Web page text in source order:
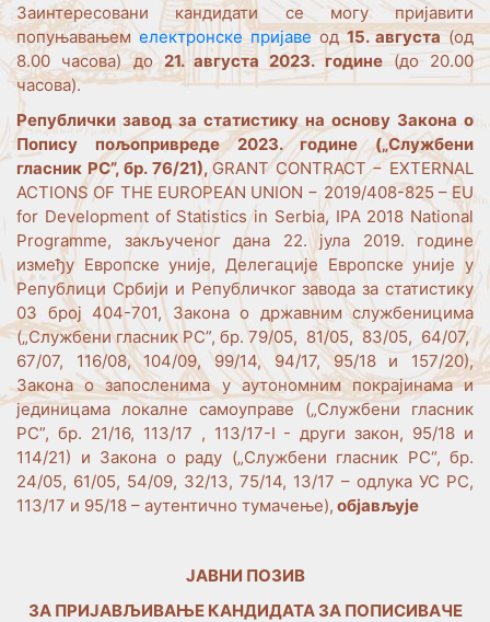
Заинтересовани кандидати се могу пријавити
попуњавањем електронске пријавеод15. августа(од
8.00 часова) до21. августа 2023. године(до 20.00
часова).
Републички завод за статистику на основу Закона о
Попису пољопривреде 2023. године („Службени
гласник РС”, бр. 76/21),GRANT CONTRACT − EXTERNAL
ACTIONS OF THE EUROPEAN UNION − 2019/408-825 – EU
for Development of Statistics in Serbia, IPA 2018 National
Programme, закљученог дана 22. јула 2019. године
између Европске уније, Делегације Европске уније у
Републици Србији и Републичког завода за статистику
03 број 404-701, Закона о државним службеницима
(„Службени гласник РС”, бр. 79/05, 81/05, 83/05, 64/07,
67/07, 116/08, 104/09, 99/14, 94/17, 95/18 и 157/20),
Закона о запосленима у аутономним покрајинама и
јединицама локалне самоуправе („Службени гласник
РС”, бр. 21/16, 113/17 , 113/17-I - други закон, 95/18 и
114/21) и Закона о раду („Службени гласник РС“, бр.
24/05, 61/05, 54/09, 32/13, 75/14, 13/17 – одлука УС РС,
113/17 и 95/18 – аутентично тумачење), објављује
ЈАВНИ ПОЗИВ
ЗА ПРИЈАВЉИВАЊЕ КАНДИДАТА ЗА ПОПИСИВАЧЕ